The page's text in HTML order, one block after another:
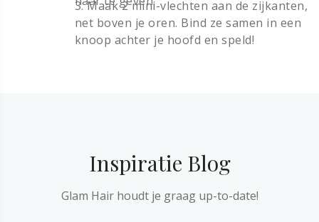
3. Maak 2 mini-vlechten aan de zijkanten,
net boven je oren. Bind ze samen in een
knoop achter je hoofd en speld!
Inspiratie Blog
Glam Hair houdt je graag up-to-date!